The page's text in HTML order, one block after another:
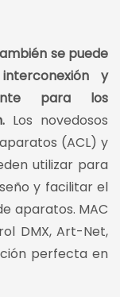
se puede
y
para los
Los novedosos
(ACL) y
utilizar para
y facilitar el
aparatos. MAC
DMX, Art-Net,
perfecta en